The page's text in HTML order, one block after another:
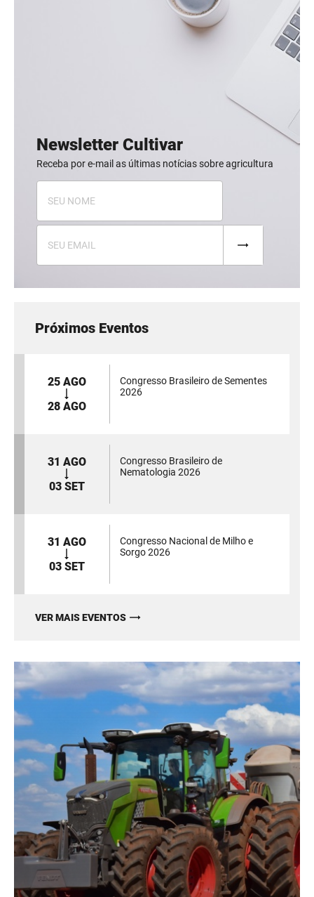
Newsletter Cultivar
Receba por e-mail as últimas notícias sobre agricultura
Próximos Eventos
25 AGO
28 AGO
Congresso Brasileiro de Sementes
2026
31 AGO
03 SET
Congresso Brasileiro de
Nematologia 2026
31 AGO
03 SET
Congresso Nacional de Milho e
Sorgo 2026
VER MAIS EVENTOS